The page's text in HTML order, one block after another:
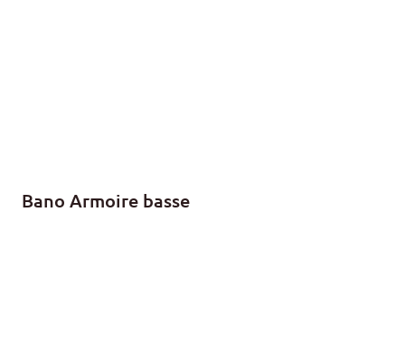
Bano Armoire basse